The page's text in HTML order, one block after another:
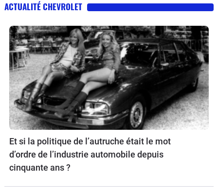
ACTUALITÉ CHEVROLET
Et si la politique de l’autruche était le mot
d’ordre de l’industrie automobile depuis
cinquante ans ?